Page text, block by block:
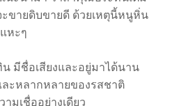
ะขายดิบขายดี ด้วยเหตุนี้หนูหิ่น
หะๆ
มีชื่อเสียงและอยู่มาได้นาน
ะหลากหลายของรสชาติ
มเชื่ออย่างเดียว